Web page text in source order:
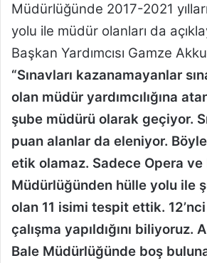
Müdürlüğünde 2017-2021
yolu ile müdür olanları da
Başkan Yardımcısı Gamze
“Sınavları kazanamayanlar
olan müdür yardımcılığına
şube müdürü olarak geçiyor.
puan alanlar da eleniyor.
etik olamaz. Sadece Opera ve
Müdürlüğünden hülle yolu ile
olan 11 isimi tespit ettik.
çalışma yapıldığını biliyoruz.
Bale Müdürlüğünde boş